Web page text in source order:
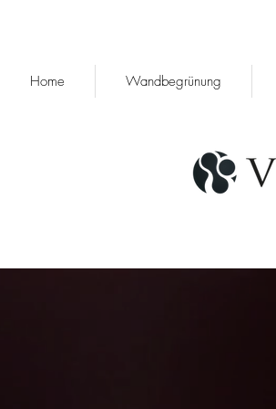
Home Wandbegrünung